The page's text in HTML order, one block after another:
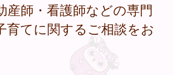
産師・看護師などの専門
育てに関するご相談をお